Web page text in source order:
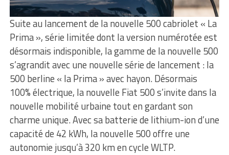
Suite au lancement de la nouvelle 500 cabriolet « La
Prima », série limitée dont la version numérotée est
désormais indisponible, la gamme de la nouvelle 500
s’agrandit avec une nouvelle série de lancement : la
500 berline « la Prima » avec hayon. Désormais
100% électrique, la nouvelle Fiat 500 s’invite dans la
nouvelle mobilité urbaine tout en gardant son
charme unique. Avec sa batterie de lithium-ion d’une
capacité de 42 kWh, la nouvelle 500 offre une
autonomie jusqu’à 320 km en cycle WLTP.